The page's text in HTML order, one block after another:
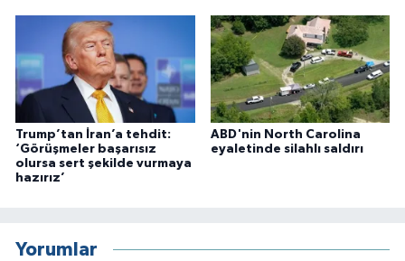
Trump’tan İran’a tehdit:
‘Görüşmeler başarısız
olursa sert şekilde vurmaya
hazırız’
ABD'nin North Carolina
eyaletinde silahlı saldırı
Yorumlar